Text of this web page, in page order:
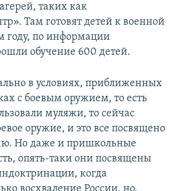
таких как
Там готовят детей к военной
году, по информации
обучение 600 детей.
в условиях, приближенных
с боевым оружием, то есть
муляжи, то сейчас
оружие, и это все посвящено
Но даже и пришкольные
опять-таки они посвящены
когда